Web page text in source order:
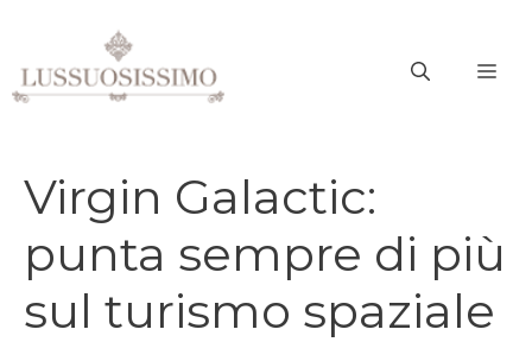
contenuto
Virgin Galactic:
punta sempre di più
sul turismo spaziale